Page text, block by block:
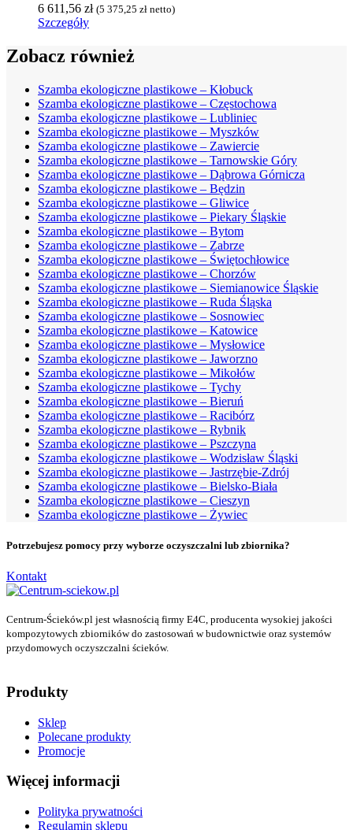
6 611,56 zł (5 375,25 zł netto)
Szczegóły
Zobacz również
Szamba ekologiczne plastikowe – Kłobuck
Szamba ekologiczne plastikowe – Częstochowa
Szamba ekologiczne plastikowe – Lubliniec
Szamba ekologiczne plastikowe – Myszków
Szamba ekologiczne plastikowe – Zawiercie
Szamba ekologiczne plastikowe – Tarnowskie Góry
Szamba ekologiczne plastikowe – Dąbrowa Górnicza
Szamba ekologiczne plastikowe – Będzin
Szamba ekologiczne plastikowe – Gliwice
Szamba ekologiczne plastikowe – Piekary Śląskie
Szamba ekologiczne plastikowe – Bytom
Szamba ekologiczne plastikowe – Zabrze
Szamba ekologiczne plastikowe – Świętochłowice
Szamba ekologiczne plastikowe – Chorzów
Szamba ekologiczne plastikowe – Siemianowice Śląskie
Szamba ekologiczne plastikowe – Ruda Śląska
Szamba ekologiczne plastikowe – Sosnowiec
Szamba ekologiczne plastikowe – Katowice
Szamba ekologiczne plastikowe – Mysłowice
Szamba ekologiczne plastikowe – Jaworzno
Szamba ekologiczne plastikowe – Mikołów
Szamba ekologiczne plastikowe – Tychy
Szamba ekologiczne plastikowe – Bieruń
Szamba ekologiczne plastikowe – Racibórz
Szamba ekologiczne plastikowe – Rybnik
Szamba ekologiczne plastikowe – Pszczyna
Szamba ekologiczne plastikowe – Wodzisław Śląski
Szamba ekologiczne plastikowe – Jastrzębie-Zdrój
Szamba ekologiczne plastikowe – Bielsko-Biała
Szamba ekologiczne plastikowe – Cieszyn
Szamba ekologiczne plastikowe – Żywiec
Potrzebujesz pomocy przy wyborze oczyszczalni lub zbiornika?
Kontakt
Centrum-Ścieków.pl jest własnością firmy E4C, producenta wysokiej jakości
kompozytowych zbiorników do zastosowań w budownictwie oraz systemów
przydomowych oczyszczalni ścieków.
Produkty
Sklep
Polecane produkty
Promocje
Więcej informacji
Polityka prywatności
Regulamin sklepu